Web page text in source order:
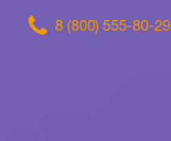
8 (800) 555-80-29